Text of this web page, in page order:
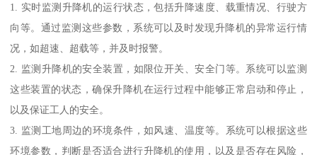
1. 实时监测升降机的运行状态，包括升降速度、载重情况、行驶方
向等。通过监测这些参数，系统可以及时发现升降机的异常运行情
况，如超速、超载等，并及时报警。
2. 监测升降机的安全装置，如限位开关、安全门等。系统可以监测
这些装置的状态，确保升降机在运行过程中能够正常启动和停止，
以及保证工人的安全。
3. 监测工地周边的环境条件，如风速、温度等。系统可以根据这些
环境参数，判断是否适合进行升降机的使用，以及是否存在风险，